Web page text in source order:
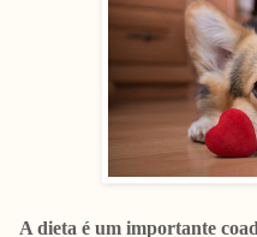
A dieta é um importante